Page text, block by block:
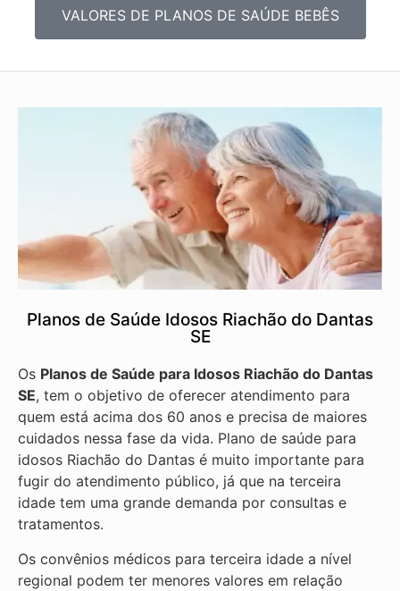
VALORES DE PLANOS DE SAÚDE BEBÊS
Planos de Saúde Idosos Riachão do Dantas
SE
Os Planos de Saúde para Idosos Riachão do Dantas
SE, tem o objetivo de oferecer atendimento para
quem está acima dos 60 anos e precisa de maiores
cuidados nessa fase da vida. Plano de saúde para
idosos Riachão do Dantas é muito importante para
fugir do atendimento público, já que na terceira
idade tem uma grande demanda por consultas e
tratamentos.
Os convênios médicos para terceira idade a nível
regional podem ter menores valores em relação